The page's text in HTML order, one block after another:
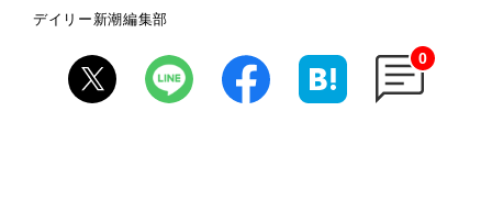
デイリー新潮編集部
0